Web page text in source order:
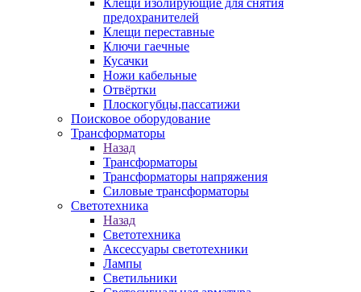
Клещи изолирующие для снятия
предохранителей
Клещи переставные
Ключи гаечные
Кусачки
Ножи кабельные
Отвёртки
Плоскогубцы,пассатижи
Поисковое оборудование
Трансформаторы
Назад
Трансформаторы
Трансформаторы напряжения
Силовые трансформаторы
Светотехника
Назад
Светотехника
Аксессуары светотехники
Лампы
Светильники